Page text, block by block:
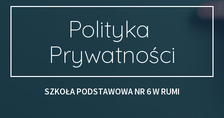
Polityka
Prywatności
SZKOŁA PODSTAWOWA NR 6 W RUMI